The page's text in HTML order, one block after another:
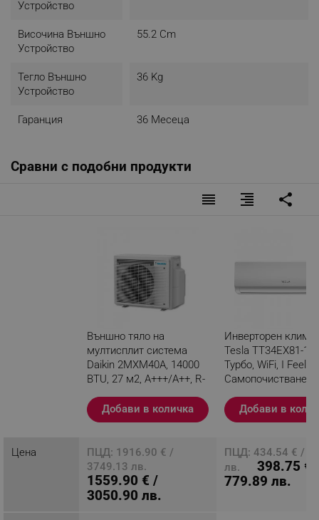
Устройство
Височина Външно
Устройство
55.2 Cm
Тегло Външно
Устройство
36 Kg
Гаранция 36 Месеца
Сравни с подобни продукти
reorder format_align_right share
Външно тяло на
мултисплит система
Daikin 2MXM40A, 14000
BTU, 27 м2, A+++/A++, R-
Разглеждате този
продукт
Добави в количка
Инверторен
Tesla TT34EX81-
Турбо, WiFi, I Feel,
Самопочистване,
Добави в
Цена
ПЦД: 1916.90 € /
3749.13 лв.
1559.90 € /
3050.90 лв.
ПЦД: 434.54 € /
лв.
398.75 €
779.89 лв.